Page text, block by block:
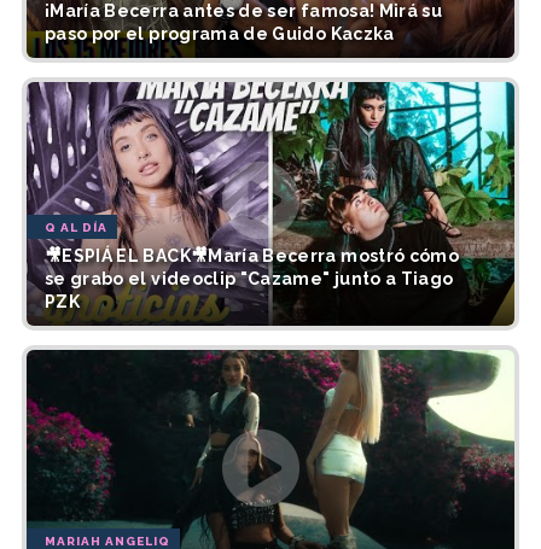
¡María Becerra antes de ser famosa! Mirá su
paso por el programa de Guido Kaczka
Q AL DÍA
🎥ESPIÁ EL BACK🎥María Becerra mostró cómo
se grabo el videoclip "Cazame" junto a Tiago
PZK
MARIAH ANGELIQ